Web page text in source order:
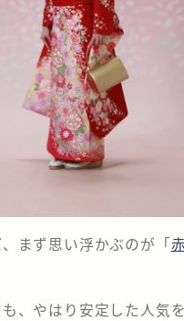
まず思い浮かぶのが「
、やはり安定した人気